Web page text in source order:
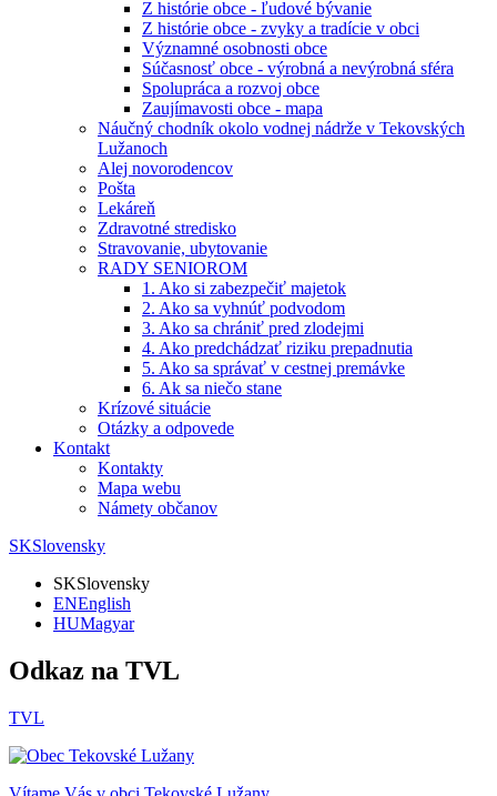
Z histórie obce - ľudové bývanie
Z histórie obce - zvyky a tradície v obci
Významné osobnosti obce
Súčasnosť obce - výrobná a nevýrobná sféra
Spolupráca a rozvoj obce
Zaujímavosti obce - mapa
Náučný chodník okolo vodnej nádrže v Tekovských
Lužanoch
Alej novorodencov
Pošta
Lekáreň
Zdravotné stredisko
Stravovanie, ubytovanie
RADY SENIOROM
1. Ako si zabezpečiť majetok
2. Ako sa vyhnúť podvodom
3. Ako sa chrániť pred zlodejmi
4. Ako predchádzať riziku prepadnutia
5. Ako sa správať v cestnej premávke
6. Ak sa niečo stane
Krízové situácie
Otázky a odpovede
Kontakt
Kontakty
Mapa webu
Námety občanov
SKSlovensky
SKSlovensky
ENEnglish
HUMagyar
Odkaz na TVL
TVL